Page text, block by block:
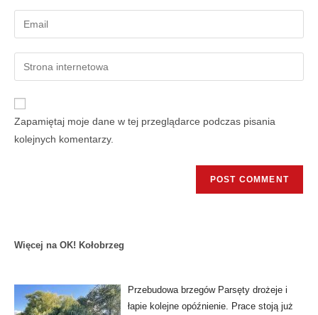
Zapamiętaj moje dane w tej przeglądarce podczas pisania
kolejnych komentarzy.
Więcej na OK! Kołobrzeg
Przebudowa brzegów Parsęty drożeje i
łapie kolejne opóźnienie. Prace stoją już